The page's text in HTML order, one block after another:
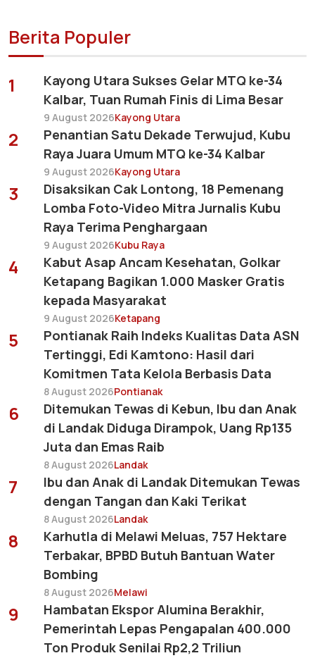
Berita Populer
1
Kayong Utara Sukses Gelar MTQ ke-34
Kalbar, Tuan Rumah Finis di Lima Besar
9 August 2026Kayong Utara
2
Penantian Satu Dekade Terwujud, Kubu
Raya Juara Umum MTQ ke-34 Kalbar
9 August 2026Kayong Utara
3
Disaksikan Cak Lontong, 18 Pemenang
Lomba Foto-Video Mitra Jurnalis Kubu
Raya Terima Penghargaan
9 August 2026Kubu Raya
4
Kabut Asap Ancam Kesehatan, Golkar
Ketapang Bagikan 1.000 Masker Gratis
kepada Masyarakat
9 August 2026Ketapang
5
Pontianak Raih Indeks Kualitas Data ASN
Tertinggi, Edi Kamtono: Hasil dari
Komitmen Tata Kelola Berbasis Data
8 August 2026Pontianak
6
Ditemukan Tewas di Kebun, Ibu dan Anak
di Landak Diduga Dirampok, Uang Rp135
Juta dan Emas Raib
8 August 2026Landak
7
Ibu dan Anak di Landak Ditemukan Tewas
dengan Tangan dan Kaki Terikat
8 August 2026Landak
8
Karhutla di Melawi Meluas, 757 Hektare
Terbakar, BPBD Butuh Bantuan Water
Bombing
8 August 2026Melawi
9
Hambatan Ekspor Alumina Berakhir,
Pemerintah Lepas Pengapalan 400.000
Ton Produk Senilai Rp2,2 Triliun